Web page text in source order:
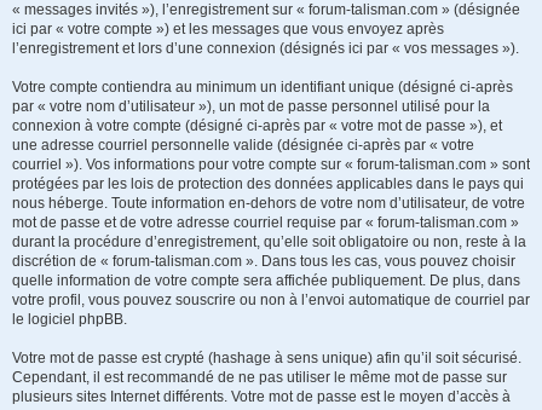
« messages invités »), l’enregistrement sur « forum-talisman.com » (désignée
ici par « votre compte ») et les messages que vous envoyez après
l’enregistrement et lors d’une connexion (désignés ici par « vos messages »).
Votre compte contiendra au minimum un identifiant unique (désigné ci-après
par « votre nom d’utilisateur »), un mot de passe personnel utilisé pour la
connexion à votre compte (désigné ci-après par « votre mot de passe »), et
une adresse courriel personnelle valide (désignée ci-après par « votre
courriel »). Vos informations pour votre compte sur « forum-talisman.com » sont
protégées par les lois de protection des données applicables dans le pays qui
nous héberge. Toute information en-dehors de votre nom d’utilisateur, de votre
mot de passe et de votre adresse courriel requise par « forum-talisman.com »
durant la procédure d’enregistrement, qu’elle soit obligatoire ou non, reste à la
discrétion de « forum-talisman.com ». Dans tous les cas, vous pouvez choisir
quelle information de votre compte sera affichée publiquement. De plus, dans
votre profil, vous pouvez souscrire ou non à l’envoi automatique de courriel par
le logiciel phpBB.
Votre mot de passe est crypté (hashage à sens unique) afin qu’il soit sécurisé.
Cependant, il est recommandé de ne pas utiliser le même mot de passe sur
plusieurs sites Internet différents. Votre mot de passe est le moyen d’accès à